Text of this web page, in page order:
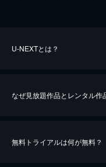
U-NEXTとは？
なぜ見放題作品とレンタル作
無料トライアルは何が無料？